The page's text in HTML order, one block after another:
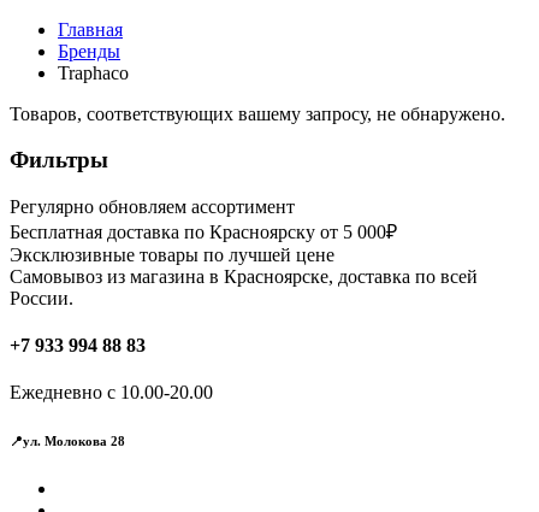
Главная
Бренды
Traphaco
Товаров, соответствующих вашему запросу, не обнаружено.
Фильтры
Регулярно обновляем ассортимент
Бесплатная доставка по Красноярску от 5 000₽
Эксклюзивные товары по лучшей цене
Самовывоз из магазина в Красноярске, доставка по всей
России.
+7 933 994 88 83
Ежедневно с 10.00-20.00
📍ул. Молокова 28